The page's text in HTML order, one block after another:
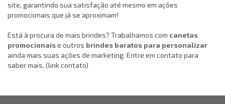
site, garantindo sua satisfação até mesmo em ações
promocionais que já se aproximam!
Está à procura de mais brindes? Trabalhamos com canetas
promocionaise outros brindes baratos para personalizar
ainda mais suas ações de marketing. Entre em contato para
saber mais. (link contato)